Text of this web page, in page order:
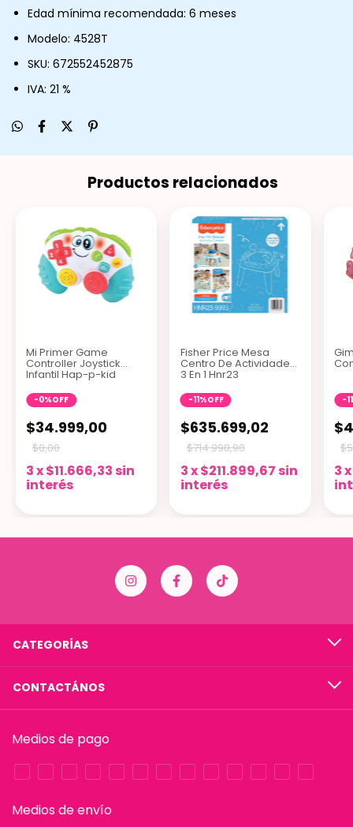
Edad mínima recomendada: 6 meses
Modelo: 4528T
SKU: 672552452875
IVA: 21 %
Productos relacionados
Mi Primer Game
Controller Joystick
Infantil Hap-p-kid
-0%OFF
$34.999,00
$0,00
3x$11.666,33 sin
interés
Fisher Price Mesa
Centro De Actividades
3 En 1 Hnr23
-11%OFF
$635.699,02
$714.998,90
3x$211.899,67 sin
interés
-11
3
CATEGORÍAS
CONTACTÁNOS
Medios de pago
Medios de envío